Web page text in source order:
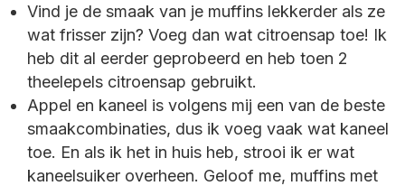
Vind je de smaak van je muffins lekkerder als ze
wat frisser zijn? Voeg dan wat citroensap toe! Ik
heb dit al eerder geprobeerd en heb toen 2
theelepels citroensap gebruikt.
Appel en kaneel is volgens mij een van de beste
smaakcombinaties, dus ik voeg vaak wat kaneel
toe. En als ik het in huis heb, strooi ik er wat
kaneelsuiker overheen. Geloof me, muffins met